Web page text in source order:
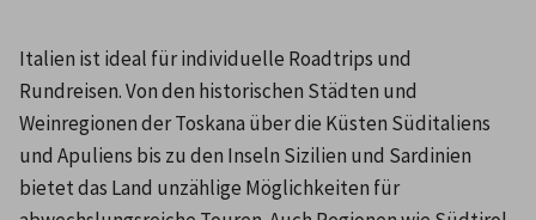
Italien ist ideal für individuelle Roadtrips und
Rundreisen. Von den historischen Städten und
Weinregionen der Toskana über die Küsten Süditaliens
und Apuliens bis zu den Inseln Sizilien und Sardinien
bietet das Land unzählige Möglichkeiten für